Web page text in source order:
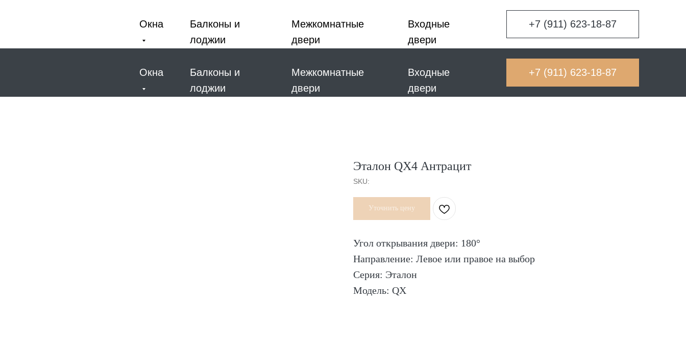
+7 (911) 623-18-87
Окна
Балконы и
лоджии
Межкомнатные
двери
Входные
двери
+7 (911) 623-18-87
Окна
Балконы и
лоджии
Межкомнатные
двери
Входные
двери
Эталон QX4 Антрацит
SKU:
Уточнить цену
Угол открывания двери: 180°
Направление: Левое или правое на выбор
Серия: Эталон
Модель: QX